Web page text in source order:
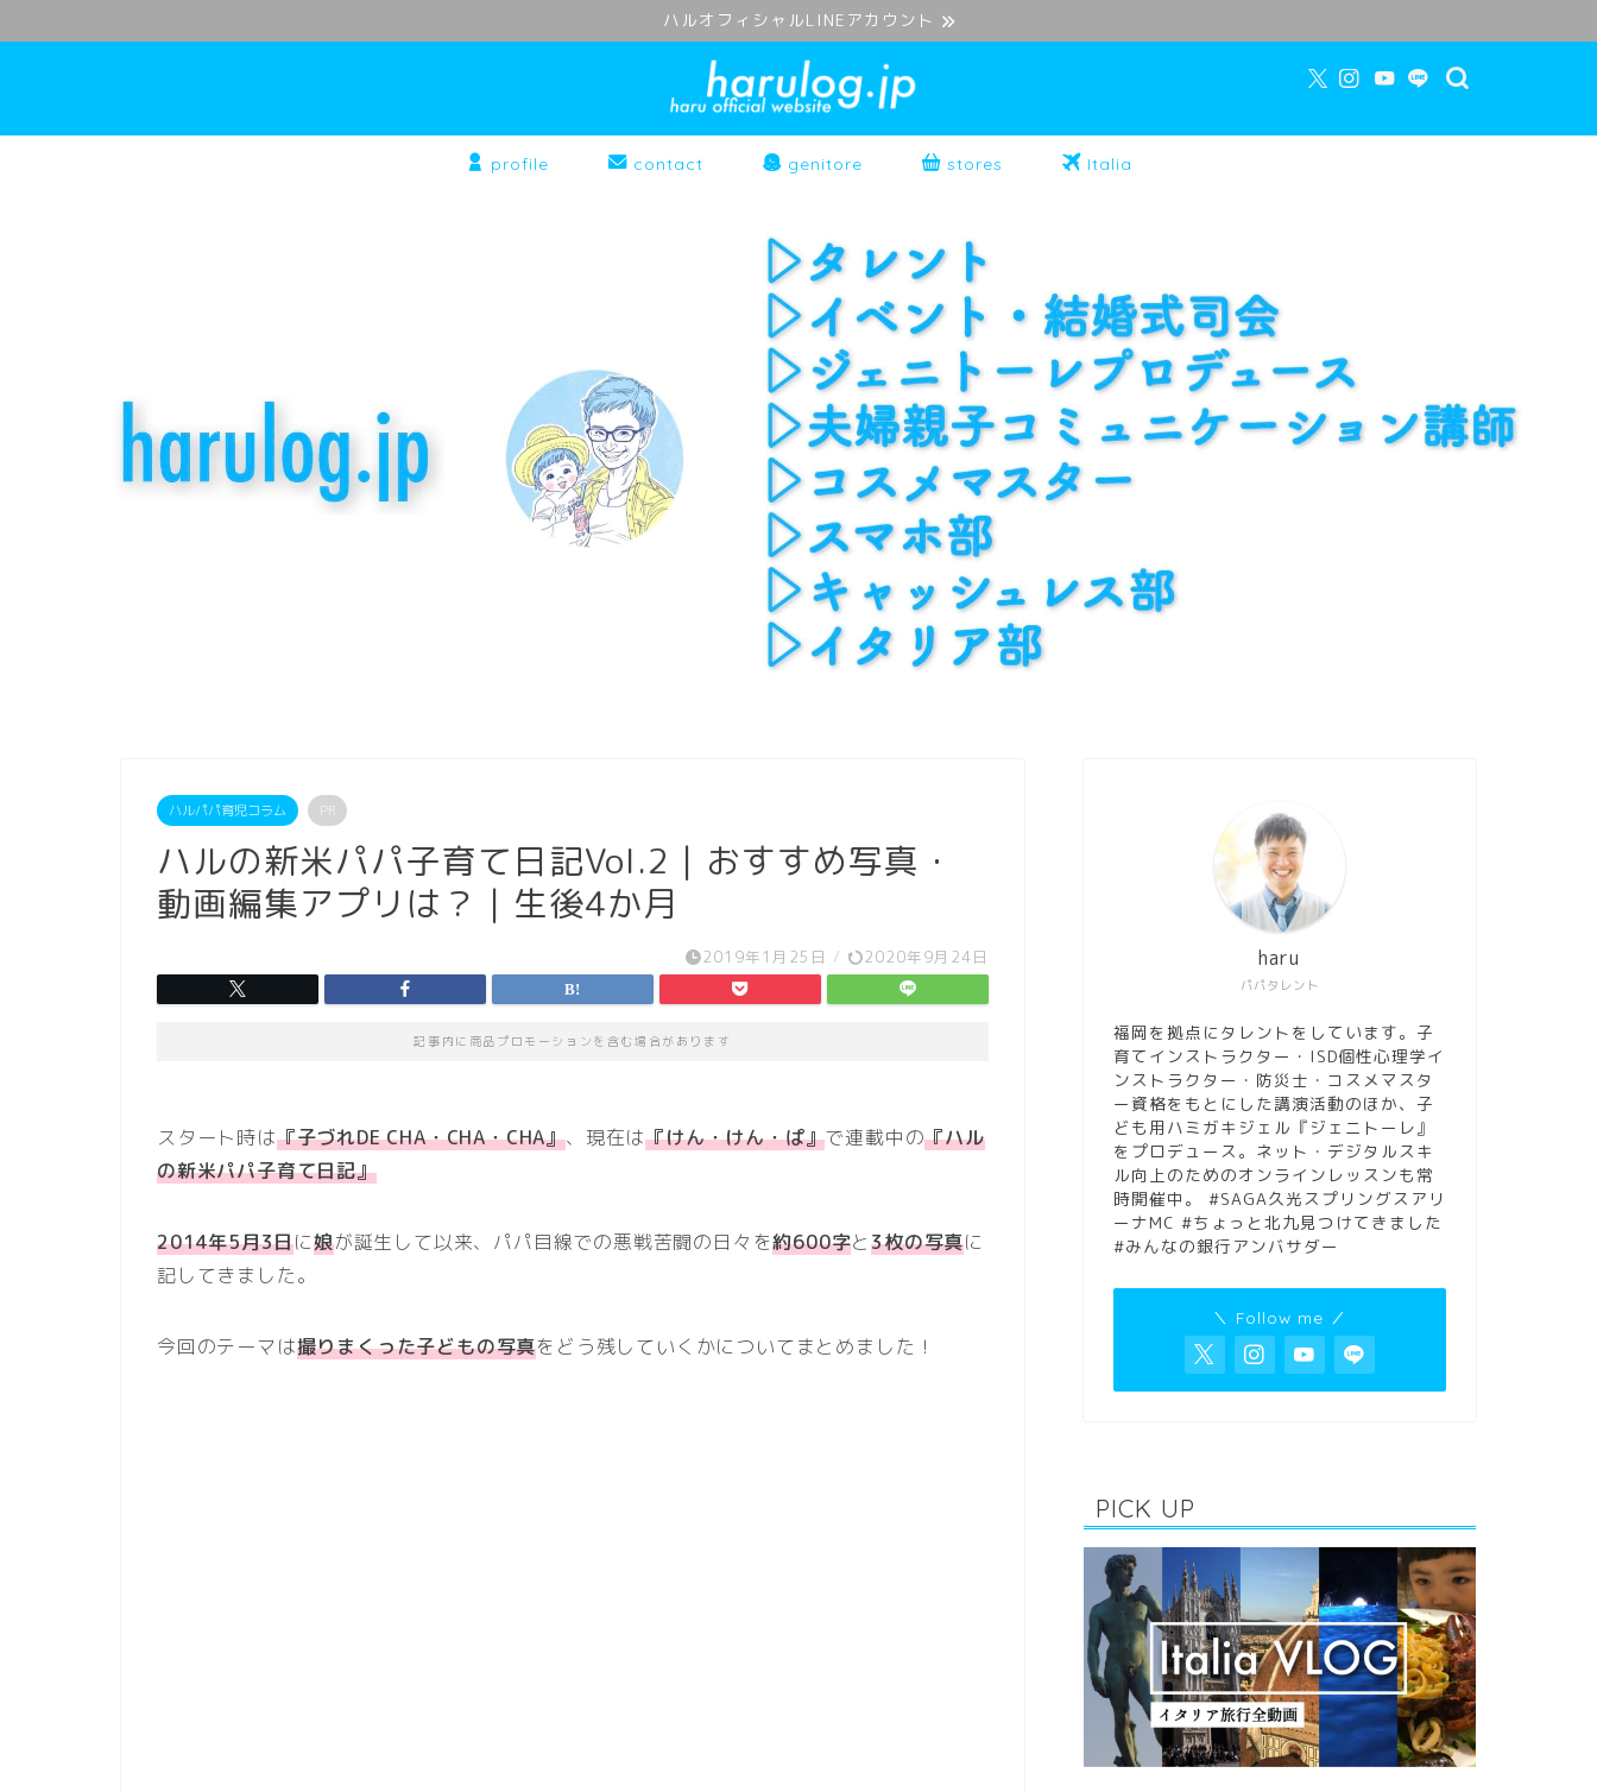
ハルオフィシャルLINEアカウント
profile contact genitore stores Italia
ハルパパ育児コラム PR
ハルの新米パパ子育て日記Vol.2｜おすすめ写真・
動画編集アプリは？｜生後4か月
2019年1月25日 / 2020年9月24日
記事内に商品プロモーションを含む場合があります
スタート時は『子づれDE CHA・CHA・CHA』、現在は『けん・けん・ぱ』で連載中の『ハル
の新米パパ子育て日記』
2014年5月3日に娘が誕生して以来、パパ目線での悪戦苦闘の日々を約600字と3枚の写真に
記してきました。
今回のテーマは撮りまくった子どもの写真をどう残していくかについてまとめました！
パパタレント
haru
福岡を拠点にタレントをしています。子
育てインストラクター・ISD個性心理学イ
ンストラクター・防災士・コスメマスタ
ー資格をもとにした講演活動のほか、子
ども用ハミガキジェル『ジェニトーレ』
をプロデュース。ネット・デジタルスキ
ル向上のためのオンラインレッスンも常
時開催中。 #SAGA久光スプリングスアリ
ーナMC #ちょっと北九見つけてきました
#みんなの銀行アンバサダー
＼ Follow me ／
PICK UP